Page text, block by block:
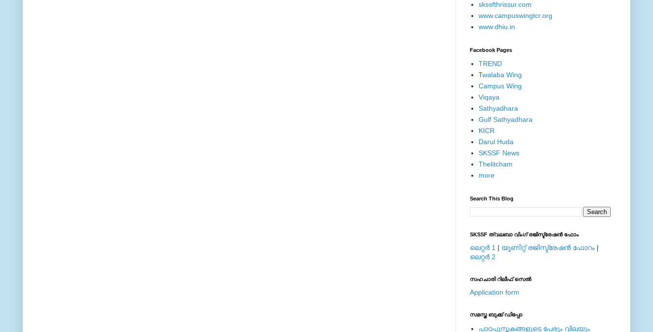
skssfthrissur.com
www.campuswingtcr.org
www.dhiu.in
Facebook Pages
TREND
Twalaba Wing
Campus Wing
Viqaya
Sathyadhara
Gulf Sathyadhara
KICR
Darul Huda
SKSSF News
Thelitcham
more
Search This Blog
SKSSF ത്വലബാ വിംഗ് രജിസ്ട്രേഷന്‍ ഫോം
ലെറ്റര്‍ 1 | യൂണിറ്റ് രജിസ്ട്രേഷന്‍ ഫോറം |
ലെറ്റര്‍ 2
സഹചാരി റിലീഫ് സെല്‍
Application form
സമസ്ത ബുക്ക് ഡിപ്പോ
പാഠപുസ്തകങ്ങളുടെ പേരും വിലയും